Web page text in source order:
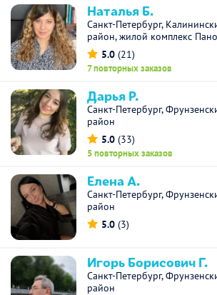
Наталья Б.
Санкт-Петербург,
район, жилой комплекс
5.0 (21)
7 повторных заказов
Дарья Р.
Санкт-Петербург,
район
5.0 (33)
5 повторных заказов
Елена А.
Санкт-Петербург,
район
5.0 (3)
Игорь Борисович Г.
Санкт-Петербург,
район